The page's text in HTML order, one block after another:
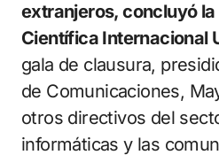
extranjeros, concluyó
Científica Internacional
gala de clausura,
de Comunicaciones,
otros directivos del
informáticas y las